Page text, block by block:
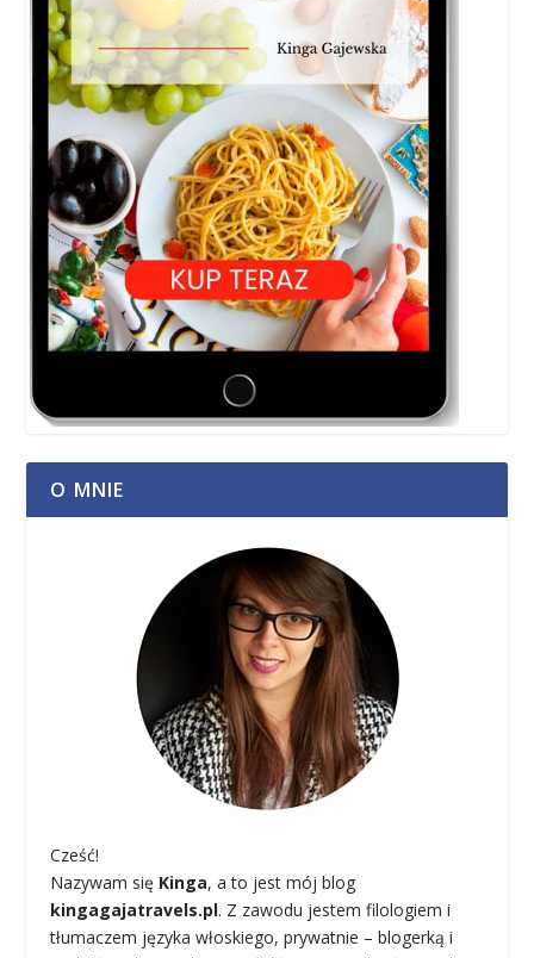
O MNIE
Cześć!
Nazywam się Kinga, a to jest mój blog
kingagajatravels.pl. Z zawodu jestem filologiem i
tłumaczem języka włoskiego, prywatnie – blogerką i